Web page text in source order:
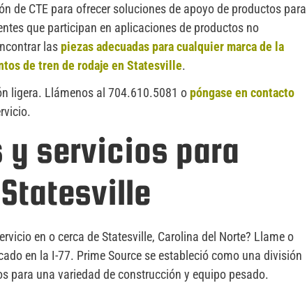
de CTE para ofrecer soluciones de apoyo de productos para
que participan en aplicaciones de productos no
las piezas adecuadas para cualquier marca de la
de tren de rodaje en Statesville.
ligera. Llámenos al 704.610.5081 o póngase en contacto
y servicios para
en o cerca de Statesville, Carolina del Norte? Llame o
en la I-77. Prime Source se estableció como una división
para una variedad de construcción y equipo pesado.